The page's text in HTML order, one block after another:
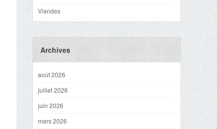
Viandes
Archives
août 2026
juillet 2026
juin 2026
mars 2026